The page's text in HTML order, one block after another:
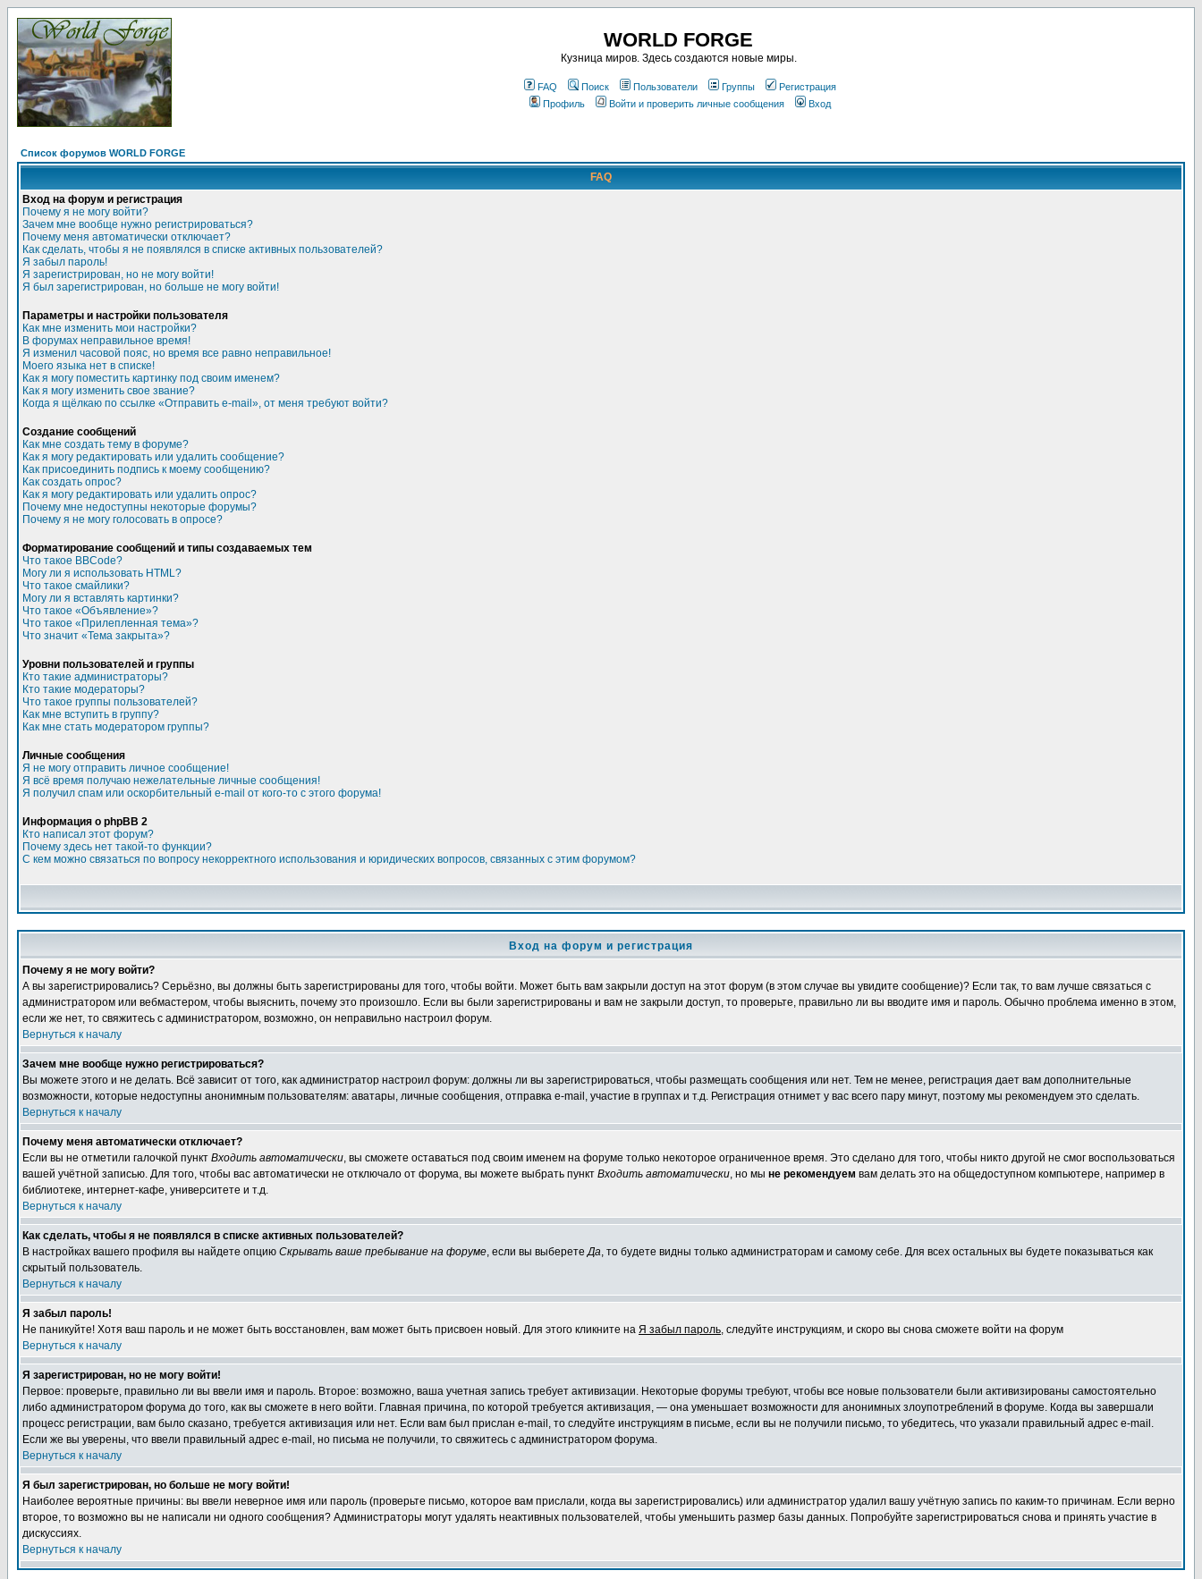
WORLD FORGE
Кузница миров. Здесь создаются новые миры.
FAQ Поиск Пользователи Группы
Регистрация
Профиль
Войти и проверить личные сообщения Вход
Список форумов WORLD FORGE
FAQ
Вход на форум и регистрация
Почему я не могу войти?
Зачем мне вообще нужно регистрироваться?
Почему меня автоматически отключает?
Как сделать, чтобы я не появлялся в списке активных пользователей?
Я забыл пароль!
Я зарегистрирован, но не могу войти!
Я был зарегистрирован, но больше не могу войти!
Параметры и настройки пользователя
Как мне изменить мои настройки?
В форумах неправильное время!
Я изменил часовой пояс, но время все равно неправильное!
Моего языка нет в списке!
Как я могу поместить картинку под своим именем?
Как я могу изменить свое звание?
Когда я щёлкаю по ссылке «Отправить e-mail», от меня требуют войти?
Создание сообщений
Как мне создать тему в форуме?
Как я могу редактировать или удалить сообщение?
Как присоединить подпись к моему сообщению?
Как создать опрос?
Как я могу редактировать или удалить опрос?
Почему мне недоступны некоторые форумы?
Почему я не могу голосовать в опросе?
Форматирование сообщений и типы создаваемых тем
Что такое BBCode?
Могу ли я использовать HTML?
Что такое смайлики?
Могу ли я вставлять картинки?
Что такое «Объявление»?
Что такое «Прилепленная тема»?
Что значит «Тема закрыта»?
Уровни пользователей и группы
Кто такие администраторы?
Кто такие модераторы?
Что такое группы пользователей?
Как мне вступить в группу?
Как мне стать модератором группы?
Личные сообщения
Я не могу отправить личное сообщение!
Я всё время получаю нежелательные личные сообщения!
Я получил спам или оскорбительный e-mail от кого-то с этого форума!
Информация о phpBB 2
Кто написал этот форум?
Почему здесь нет такой-то функции?
С кем можно связаться по вопросу некорректного использования и юридических вопросов, связанных с этим форумом?
Вход на форум и регистрация
Почему я не могу войти?
А вы зарегистрировались? Серьёзно, вы должны быть зарегистрированы для того, чтобы войти. Может быть вам закрыли доступ на этот форум (в этом случае вы увидите сообщение)? Если так, то вам лучше связаться с
администратором или вебмастером, чтобы выяснить, почему это произошло. Если вы были зарегистрированы и вам не закрыли доступ, то проверьте, правильно ли вы вводите имя и пароль. Обычно проблема именно в этом,
если же нет, то свяжитесь с администратором, возможно, он неправильно настроил форум.
Вернуться к началу
Зачем мне вообще нужно регистрироваться?
Вы можете этого и не делать. Всё зависит от того, как администратор настроил форум: должны ли вы зарегистрироваться, чтобы размещать сообщения или нет. Тем не менее, регистрация дает вам дополнительные
возможности, которые недоступны анонимным пользователям: аватары, личные сообщения, отправка e-mail, участие в группах и т.д. Регистрация отнимет у вас всего пару минут, поэтому мы рекомендуем это сделать.
Вернуться к началу
Почему меня автоматически отключает?
Если вы не отметили галочкой пункт Входить автоматически, вы сможете оставаться под своим именем на форуме только некоторое ограниченное время. Это сделано для того, чтобы никто другой не смог воспользоваться
вашей учётной записью. Для того, чтобы вас автоматически не отключало от форума, вы можете выбрать пункт Входить автоматически, но мы не рекомендуем вам делать это на общедоступном компьютере, например в
библиотеке, интернет-кафе, университете и т.д.
Вернуться к началу
Как сделать, чтобы я не появлялся в списке активных пользователей?
В настройках вашего профиля вы найдете опцию Скрывать ваше пребывание на форуме, если вы выберетеДа, то будете видны только администраторам и самому себе. Для всех остальных вы будете показываться как
скрытый пользователь.
Вернуться к началу
Я забыл пароль!
Не паникуйте! Хотя ваш пароль и не может быть восстановлен, вам может быть присвоен новый. Для этого кликните на Я забыл пароль, следуйте инструкциям, и скоро вы снова сможете войти на форум
Вернуться к началу
Я зарегистрирован, но не могу войти!
Первое: проверьте, правильно ли вы ввели имя и пароль. Второе: возможно, ваша учетная запись требует активизации. Некоторые форумы требуют, чтобы все новые пользователи были активизированы самостоятельно
либо администратором форума до того, как вы сможете в него войти. Главная причина, по которой требуется активизация, — она уменьшает возможности для анонимных злоупотреблений в форуме. Когда вы завершали
процесс регистрации, вам было сказано, требуется активизация или нет. Если вам был прислан e-mail, то следуйте инструкциям в письме, если вы не получили письмо, то убедитесь, что указали правильный адрес e-mail.
Если же вы уверены, что ввели правильный адрес e-mail, но письма не получили, то свяжитесь с администратором форума.
Вернуться к началу
Я был зарегистрирован, но больше не могу войти!
Наиболее вероятные причины: вы ввели неверное имя или пароль (проверьте письмо, которое вам прислали, когда вы зарегистрировались) или администратор удалил вашу учётную запись по каким-то причинам. Если верно
второе, то возможно вы не написали ни одного сообщения? Администраторы могут удалять неактивных пользователей, чтобы уменьшить размер базы данных. Попробуйте зарегистрироваться снова и принять участие в
дискуссиях.
Вернуться к началу